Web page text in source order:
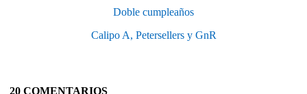
Doble cumpleaños
Calipo A, Petersellers y GnR
20 COMENTARIOS